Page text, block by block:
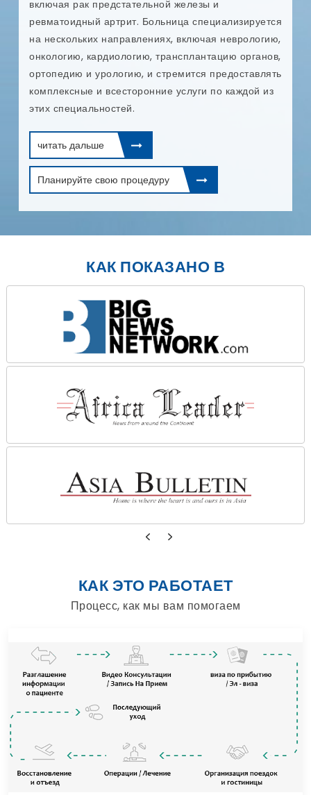
включая рак предстательной железы и
ревматоидный артрит. Больница специализируется
на нескольких направлениях, включая неврологию,
онкологию, кардиологию, трансплантацию органов,
ортопедию и урологию, и стремится предоставлять
комплексные и всесторонние услуги по каждой из
этих специальностей.
читать дальше
Планируйте свою процедуру
КАК ПОКАЗАНО В
КАК ЭТО РАБОТАЕТ
Процесс, как мы вам помогаем